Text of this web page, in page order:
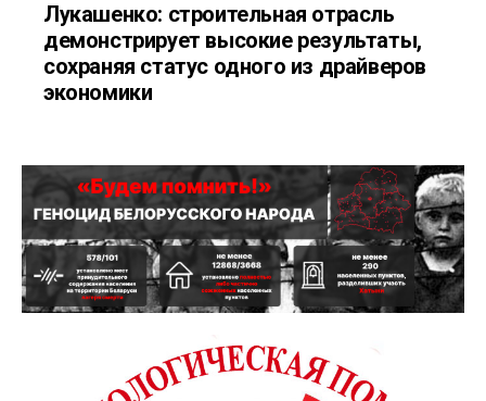
Лукашенко: строительная отрасль
демонстрирует высокие результаты,
сохраняя статус одного из драйверов
экономики